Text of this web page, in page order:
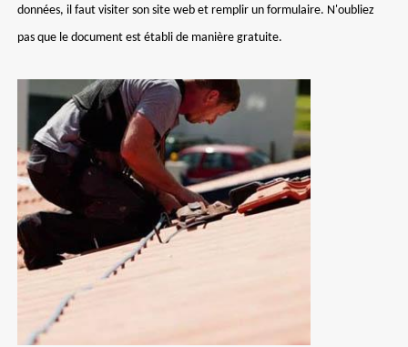
données, il faut visiter son site web et remplir un formulaire. N'oubliez
pas que le document est établi de manière gratuite.